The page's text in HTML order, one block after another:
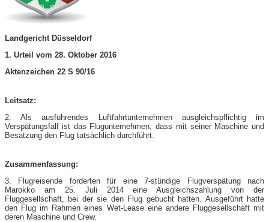
Landgericht Düsseldorf
1. Urteil vom 28. Oktober 2016
Aktenzeichen 22 S 90/16
Leitsatz:
2. Als ausführendes Luftfahrtunternehmen ausgleichspflichtig im
Verspätungsfall ist das Flugunternehmen, dass mit seiner Maschine und
Besatzung den Flug tatsächlich durchführt.
Zusammenfassung:
3. Flugreisende forderten für eine 7-stündige Flugverspätung nach
Marokko am 25. Juli 2014 eine Ausgleichszahlung von der
Fluggesellschaft, bei der sie den Flug gebucht hatten. Ausgeführt hatte
den Flug im Rahmen eines Wet-Lease eine andere Fluggesellschaft mit
deren Maschine und Crew.